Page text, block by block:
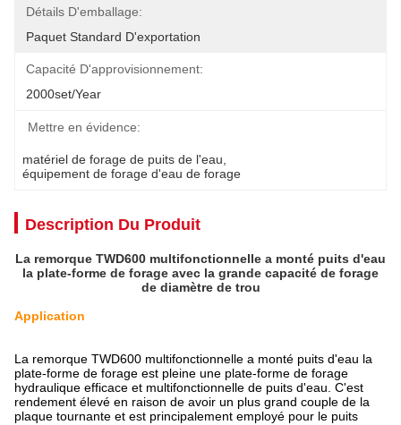
Détails D'emballage:
Paquet Standard D'exportation
Capacité D'approvisionnement:
2000set/year
Mettre en évidence:
matériel de forage de puits de l'eau
équipement de forage d'eau de forage
Description Du Produit
La remorque TWD600 multifonctionnelle a monté puits d'eau
la plate-forme de forage avec la grande capacité de forage
de diamètre de trou
Application
La remorque TWD600 multifonctionnelle a monté puits d'eau la
plate-forme de forage est pleine une plate-forme de forage
hydraulique efficace et multifonctionnelle de puits d'eau. C'est
rendement élevé en raison de avoir un plus grand couple de la
plaque tournante et est principalement employé pour le puits